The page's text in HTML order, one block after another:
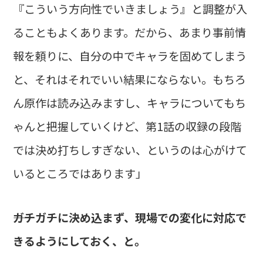
『こういう方向性でいきましょう』と調整が入
ることもよくあります。だから、あまり事前情
報を頼りに、自分の中でキャラを固めてしまう
と、それはそれでいい結果にならない。もちろ
ん原作は読み込みますし、キャラについてもち
ゃんと把握していくけど、第1話の収録の段階
では決め打ちしすぎない、というのは心がけて
いるところではあります」
――ガチガチに決め込まず、現場での変化に対応で
きるようにしておく、と。